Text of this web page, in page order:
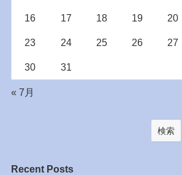
16 17 18 19 20
23 24 25 26 27
30 31
« 7月
検索
Recent Posts